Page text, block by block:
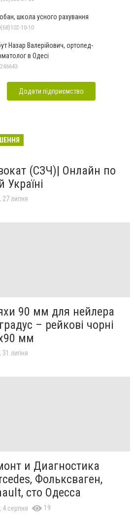
школа усного рахування
10-10
Назар Валерійович, ортопед-
в Одесі
Додати підприємство
(СЗЧ)| Онлайн по
Україні
27 липня
90 мм для нейлера
– рейкові чорні
мм
31 липня
и Диагностика
Фольксваген,
сто Одесса
4 серпня 19